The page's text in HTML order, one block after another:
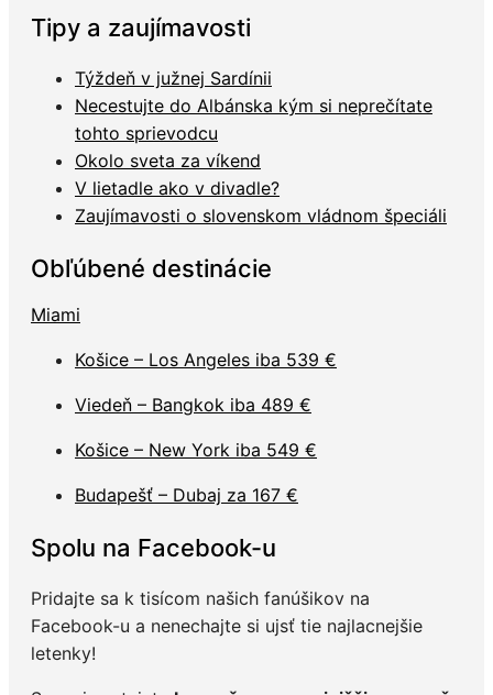
Tipy a zaujímavosti
Týždeň v južnej Sardínii
Necestujte do Albánska kým si neprečítate
tohto sprievodcu
Okolo sveta za víkend
V lietadle ako v divadle?
Zaujímavosti o slovenskom vládnom špeciáli
Obľúbené destinácie
Miami
Košice – Los Angeles iba 539 €
Viedeň – Bangkok iba 489 €
Košice – New York iba 549 €
Budapešť – Dubaj za 167 €
Spolu na Facebook-u
Pridajte sa k tisícom našich fanúšikov na
Facebook-u a nenechajte si ujsť tie najlacnejšie
letenky!